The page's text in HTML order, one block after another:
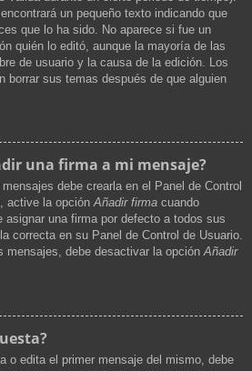
un pequeño texto indicando que
que lo ha sido. No aparece si fue un
quién lo editó, aunque la mayoría de las
de usuario y la causa de la edición. Los
borrar sus temas después de que alguien
una firma a mi mensaje?
debe crearla en el Panel de Control
active la opciónAñadir firma cuando
asignar una firma por defecto a todos sus
correcta en su Panel de Control de Usuario.
mensajes, debe desactivar la opciónAñadir
o edita el primer mensaje del mismo, debe